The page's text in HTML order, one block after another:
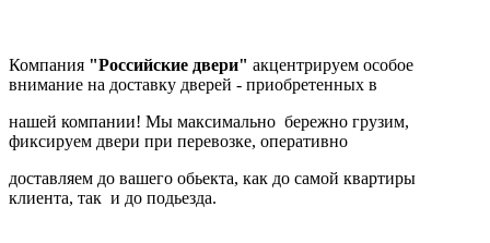
Компания "Российские двери" акцентрируем особое
внимание на доставку дверей - приобретенных в
нашей компании! Мы максимально бережно грузим,
фиксируем двери при перевозке, оперативно
доставляем до вашего обьекта, как до самой квартиры
клиента, так и до подьезда.